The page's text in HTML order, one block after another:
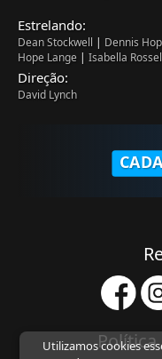
Utilizamos cookies
Estrelando:
Dean Stockwell | Dennis
Hope Lange | Isabella
Direção:
David Lynch